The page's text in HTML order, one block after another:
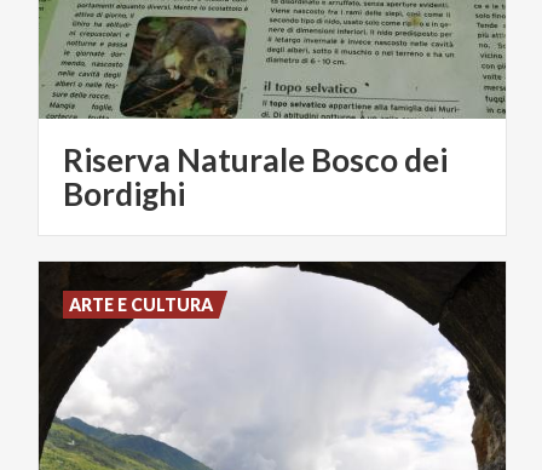
Riserva Naturale Bosco dei
Bordighi
ARTE E CULTURA